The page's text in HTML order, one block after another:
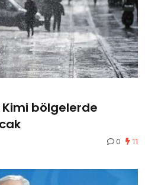
bölgelerde
0 11